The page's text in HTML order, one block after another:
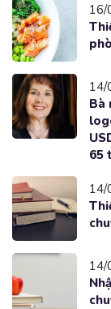
16/
14/
Bà
65
14/
14/